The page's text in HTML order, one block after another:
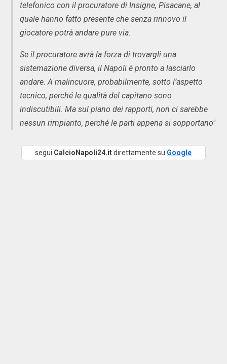
telefonico con il procuratore di Insigne, Pisacane, al
quale hanno fatto presente che senza rinnovo il
giocatore potrà andare pure via.
Se il procuratore avrà la forza di trovargli una
sistemazione diversa, il Napoli è pronto a lasciarlo
andare. A malincuore, probabilmente, sotto l’aspetto
tecnico, perché le qualità del capitano sono
indiscutibili. Ma sul piano dei rapporti, non ci sarebbe
nessun rimpianto, perché le parti appena si sopportano"
segui CalcioNapoli24.itdirettamente su Google